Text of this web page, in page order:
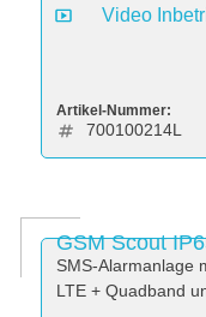
Video
Artikel-Nummer:
700100214L
GSM Scout
SMS-Alarmanlage
LTE + Quadband